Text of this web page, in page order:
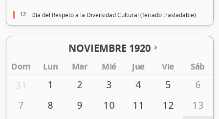
12 Día del Respeto a la Diversidad Cultural (feriado trasladable)
NOVIEMBRE 1920
Dom Lun Mar Mié Jue Vie Sáb
31 1 2 3 4 5
6
7
8 9 10 11 12
13